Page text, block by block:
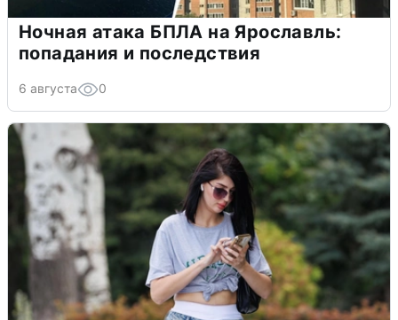
Ночная атака БПЛА на Ярославль:
попадания и последствия
6 августа 0